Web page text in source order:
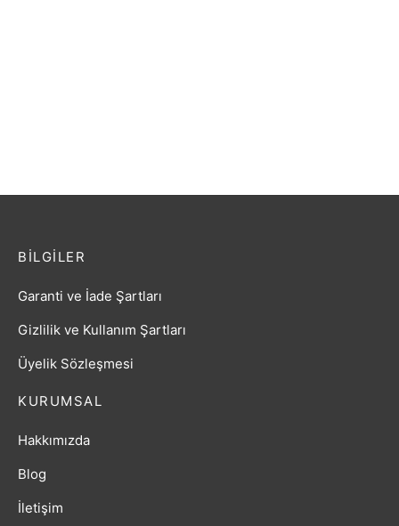
KURUMSAL
Hakkımızda
Blog
İletişim
BILGILER
Garanti ve İade Şartları
Gizlilik ve Kullanım Şartları
Üyelik Sözleşmesi